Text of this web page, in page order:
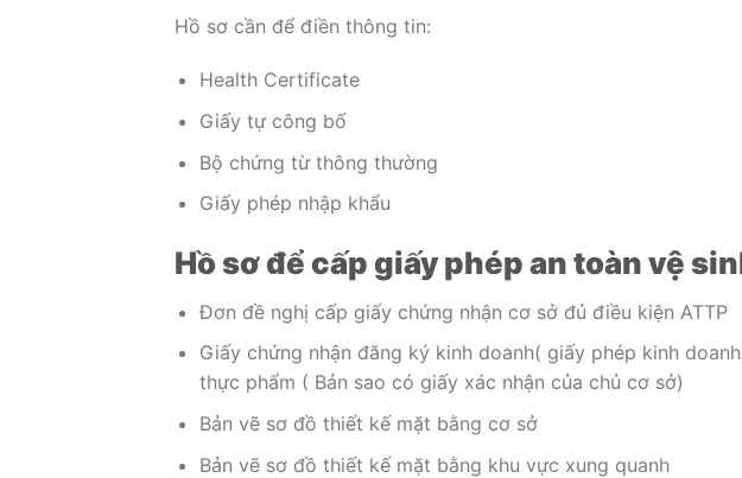
Hồ sơ cần để điền thông tin:
Health Certificate
Giấy tự công bố
Bộ chứng từ thông thường
Giấy phép nhập khẩu
Hồ sơ để cấp giấy phép an toàn vệ
Đơn đề nghị cấp giấy chứng nhận cơ sở đủ điều kiện ATTP
Giấy chứng nhận đăng ký kinh doanh( giấy phép kinh
thực phẩm ( Bản sao có giấy xác nhận của chủ cơ sở)
Bản vẽ sơ đồ thiết kế mặt bằng cơ sở
Bản vẽ sơ đồ thiết kế mặt bằng khu vực xung quanh